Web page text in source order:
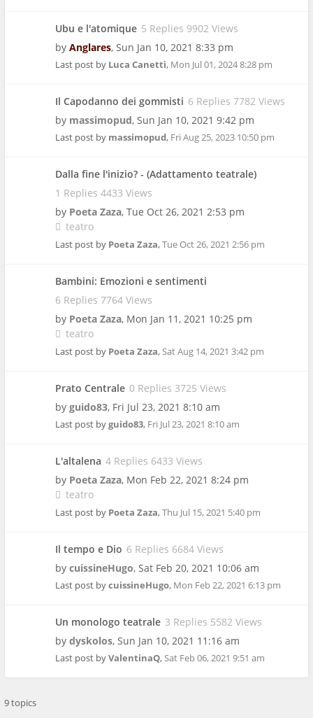
Ubu e l'atomique 5 Replies 9902 Views
by Anglares, Sun Jan 10, 2021 8:33 pm
Last post by Luca Canetti, Mon Jul 01, 2024 8:28 pm
Il Capodanno dei gommisti 6 Replies 7782 Views
by massimopud, Sun Jan 10, 2021 9:42 pm
Last post by massimopud, Fri Aug 25, 2023 10:50 pm
Dalla fine l'inizio? - (Adattamento teatrale)
1 Replies 4433 Views
by Poeta Zaza, Tue Oct 26, 2021 2:53 pm
teatro
Last post by Poeta Zaza,Tue Oct 26, 2021 2:56 pm
Bambini: Emozioni e sentimenti
6 Replies 7764 Views
by Poeta Zaza, Mon Jan 11, 2021 10:25 pm
teatro
Last post by Poeta Zaza,Sat Aug 14, 2021 3:42 pm
Prato Centrale 0 Replies 3725 Views
by guido83, Fri Jul 23, 2021 8:10 am
Last post byguido83, Fri Jul 23, 2021 8:10 am
L'altalena 4 Replies 6433 Views
by Poeta Zaza, Mon Feb 22, 2021 8:24 pm
teatro
Last post by Poeta Zaza,Thu Jul 15, 2021 5:40 pm
Il tempo e Dio 6 Replies 6684 Views
by cuissineHugo, Sat Feb 20, 2021 10:06 am
Last post bycuissineHugo, Mon Feb 22, 2021 6:13 pm
Un monologo teatrale 3 Replies 5582 Views
by dyskolos, Sun Jan 10, 2021 11:16 am
Last post byValentinaQ,Sat Feb 06, 2021 9:51 am
9 topics